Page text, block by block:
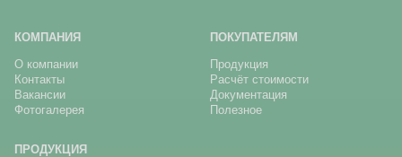
КОМПАНИЯ
О компании
Контакты
Вакансии
Фотогалерея
ПОКУПАТЕЛЯМ
Продукция
Расчёт стоимости
Документация
Полезное
ПРОДУКЦИЯ